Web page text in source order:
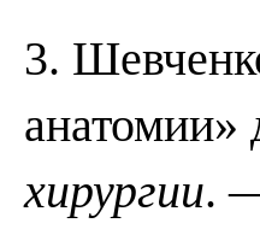
3.
хирургии.